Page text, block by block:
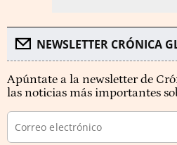
NEWSLETTER CRÓNICA
Apúntate a la newsletter de
las noticias más importantes